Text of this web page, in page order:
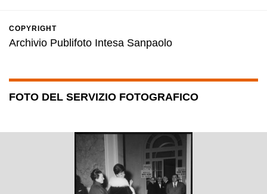
COPYRIGHT
Archivio Publifoto Intesa Sanpaolo
FOTO DEL SERVIZIO FOTOGRAFICO